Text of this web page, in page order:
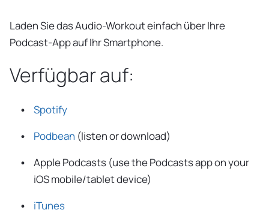
Laden Sie das Audio-Workout einfach über Ihre
Podcast-App auf Ihr Smartphone.
Verfügbar auf:
Spotify
Podbean (listen or download)
Apple Podcasts (use the Podcasts app on your
iOS mobile/tablet device)
iTunes